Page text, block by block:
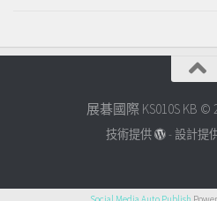
展碁國際 KS010S KB ©
技術提供 - 設計提